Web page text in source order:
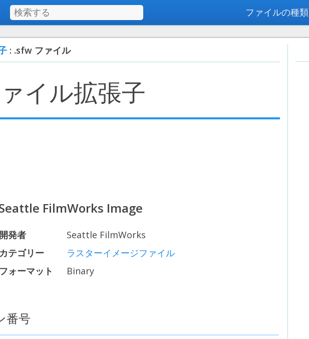
ファイルの種類
: .sfw ファイル
イル拡張子
FilmWorks Image
開発者
Seattle FilmWorks
カテゴリー
ラスターイメージファイル
フォーマット
Binary
番号